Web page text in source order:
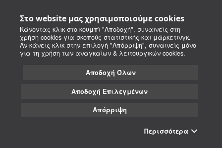
Στο website μας χρησιμοποιούμε cookies
Κάνοντας κλικ στο κουμπί "Αποδοχή", συναινείς στη
χρήση cookies για σκοπούς στατιστικής και μάρκετινγκ.
Αν κάνεις κλικ στην επιλογή "Απόρριψη", συναινείς μόνο
για τη χρήση των αναγκαίων & λειτουργικών cookies.
Αποδοχή Όλων
Αποδοχή Επιλεγμένων
Απόρριψη
Περισσότερα